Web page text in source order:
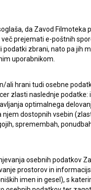
POGOJI UPORABE
STATISTIKA
da Zavod
prejemati e-poštnih
podatki zbrani, nato pa jih
uporabnikom.
ali hrani tudi osebne
zlasti naslednje
optimalnega
njem dostopnih vsebin
spremembah,
osebnih podatkov
prostorov in
imen in gesel), s